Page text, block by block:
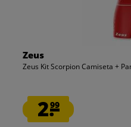
Zeus
Zeus Kit Scorpion Camiseta +
2.99